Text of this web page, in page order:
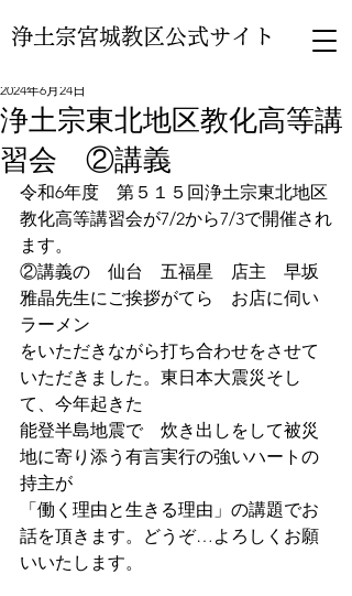
浄土宗宮城教区公式サイト
浄土宗東北地区教化高等講
習会 ②講義
2024年6月24日
令和6年度　第５１５回浄土宗東北地区
教化高等講習会が7/2から7/3で開催され
ます。
②講義の　仙台　五福星　店主　早坂
雅晶先生にご挨拶がてら　お店に伺い
ラーメン
をいただきながら打ち合わせをさせて
いただきました。東日本大震災そし
て、今年起きた
能登半島地震で　炊き出しをして被災
地に寄り添う有言実行の強いハートの
持主が
「働く理由と生きる理由」の講題でお
話を頂きます。どうぞ…よろしくお願
いいたします。